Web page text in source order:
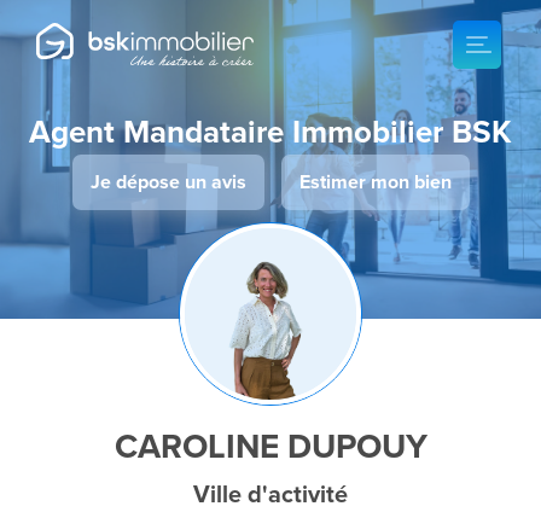
Agent Mandataire Immobilier BSK
Je dépose un avis Estimer mon bien
CAROLINE DUPOUY
Ville d'activité